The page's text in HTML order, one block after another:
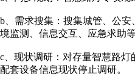
b、需求搜集：搜集城管、公
境监测、信息交互、应急求助
c、现状调研：对存量智慧路
配套设备信息现状停止调研。